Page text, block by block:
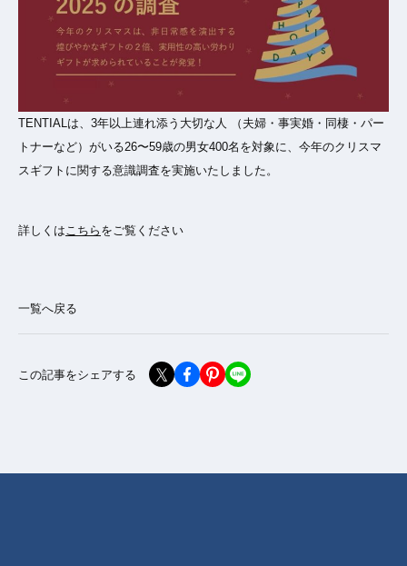
TENTIALは、3年以上連れ添う大切な人 （夫婦・事実婚・同棲・パー
トナーなど）がいる26〜59歳の男女400名を対象に、今年のクリスマ
スギフトに関する意識調査を実施いたしました。
詳しくはこちら をご覧ください
一覧へ戻る
この記事をシェアする